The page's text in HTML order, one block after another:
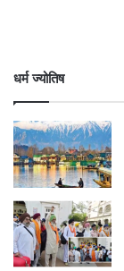
धर्म ज्योतिष